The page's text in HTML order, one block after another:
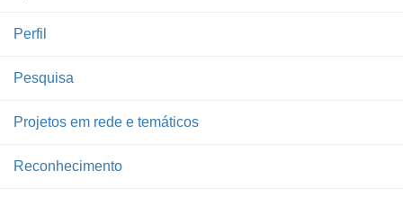
Perfil
Pesquisa
Projetos em rede e temáticos
Reconhecimento